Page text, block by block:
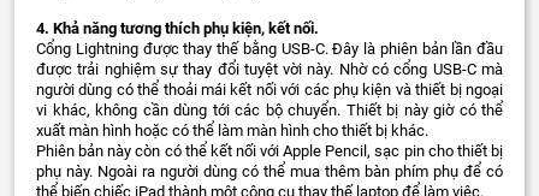
4. Khả năng tương thích phụ kiện, kết nối.
Cổng Lightning được thay thế bằng USB-C. Đây là phiên bản lần đầu
được trải nghiệm sự thay đổi tuyệt vời này. Nhờ có cổng USB-C mà
người dùng có thể thoải mái kết nối với các phụ kiện và thiết bị ngoại
vi khác, không cần dùng tới các bộ chuyển. Thiết bị này giờ có thể
xuất màn hình hoặc có thể làm màn hình cho thiết bị khác.
Phiên bản này còn có thể kết nối với Apple Pencil, sạc pin cho thiết bị
phụ này. Ngoài ra người dùng có thể mua thêm bàn phím phụ để có
thể biến chiếc iPad thành một công cụ thay thế laptop để làm việc.